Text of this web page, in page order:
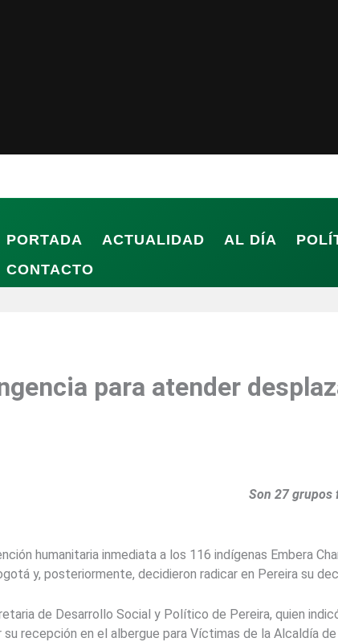
PORTADA ACTUALIDAD AL DÍA
CONTACTO
para atender
Son 27 grupos
humanitaria inmediata a los 116 indígenas Embera
y, posteriormente, decidieron radicar en Pereira su
de Desarrollo Social y Político de Pereira, quien
recepción en el albergue para Víctimas de la Alcaldía